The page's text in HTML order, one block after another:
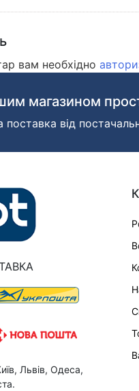
вам необхідно
магазином
від
Львів, Одеса,